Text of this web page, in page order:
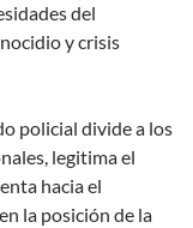
del
y crisis
policial divide a los
legitima el
hacia el
la posición de la